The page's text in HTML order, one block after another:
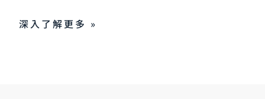
深入了解更多 »